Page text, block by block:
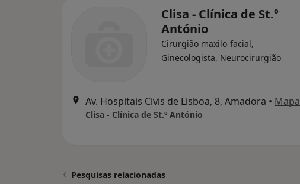
Clisa - Clínica de St.º
António
Cirurgião maxilo-facial,
Ginecologista, Neurocirurgião
Av. Hospitais Civis de Lisboa, 8, Amadora • Mapa
Clisa - Clínica de St.º António
Pesquisas relacionadas